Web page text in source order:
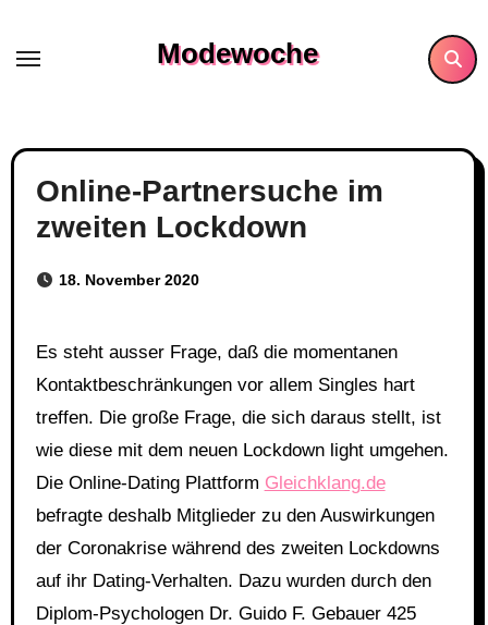
content
Modewoche
Online-Partnersuche im
zweiten Lockdown
18. November 2020
Es steht ausser Frage, daß die momentanen
Kontaktbeschränkungen vor allem Singles hart
treffen. Die große Frage, die sich daraus stellt, ist
wie diese mit dem neuen Lockdown light umgehen.
Die Online-Dating Plattform Gleichklang.de
befragte deshalb Mitglieder zu den Auswirkungen
der Coronakrise während des zweiten Lockdowns
auf ihr Dating-Verhalten. Dazu wurden durch den
Diplom-Psychologen Dr. Guido F. Gebauer 425